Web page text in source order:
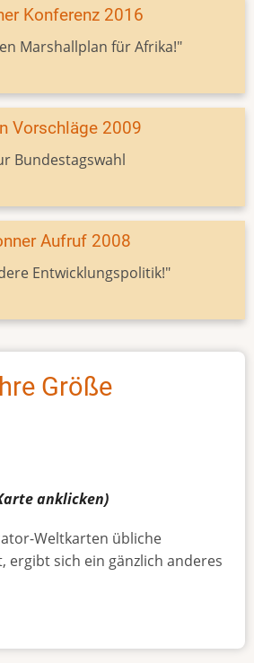
Konferenz 2016
Marshallplan für Afrika!"
Vorschläge 2009
Bundestagswahl
Aufruf 2008
Entwicklungspolitik!"
Größe
anklicken)
Weltkarten übliche
ergibt sich ein gänzlich anderes